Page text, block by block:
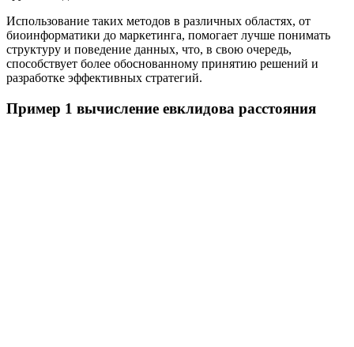
Использование таких методов в различных областях, от
биоинформатики до маркетинга, помогает лучше понимать
структуру и поведение данных, что, в свою очередь,
способствует более обоснованному принятию решений и
разработке эффективных стратегий.
Пример 1 вычисление евклидова расстояния